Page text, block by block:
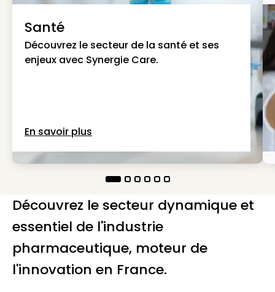
Santé
Découvrez le secteur de la santé et ses
enjeux avec Synergie Care.
En savoir plus
Découvrez le secteur dynamique et
essentiel de l'industrie
pharmaceutique, moteur de
l'innovation en France.